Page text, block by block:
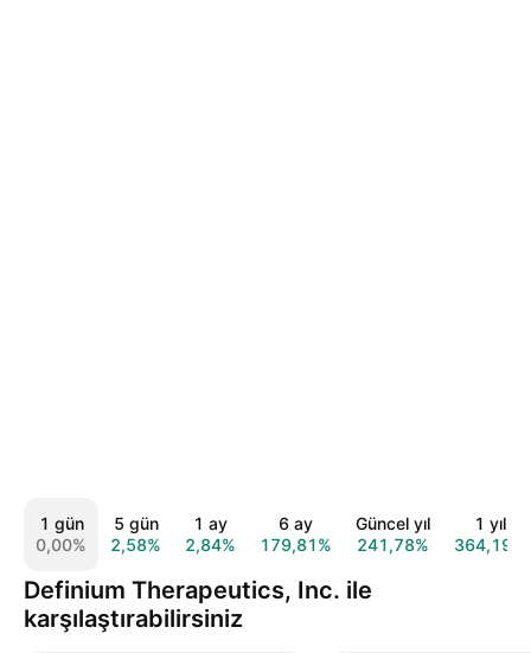
1 gün
0,00%
5 gün
2,58%
1 ay
2,84%
6 ay
179,81%
Güncel yıl
241,78%
1 yıl
364,19%
Definium Therapeutics, Inc. ile
karşılaştırabilirsiniz